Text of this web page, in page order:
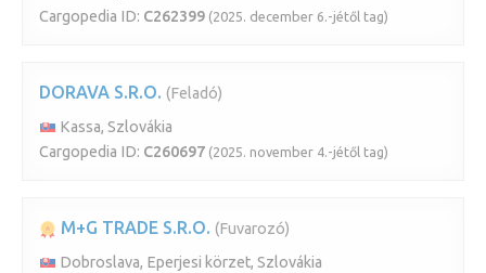
Cargopedia ID: C262399 (2025. december 6.-jétől tag)
DORAVA S.R.O. (Feladó)
Kassa, Szlovákia
Cargopedia ID: C260697 (2025. november 4.-jétől tag)
M+G TRADE S.R.O. (Fuvarozó)
Dobroslava, Eperjesi körzet, Szlovákia